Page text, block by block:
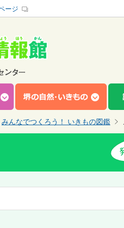
ージ
みんなでつくろう！ いきもの図鑑